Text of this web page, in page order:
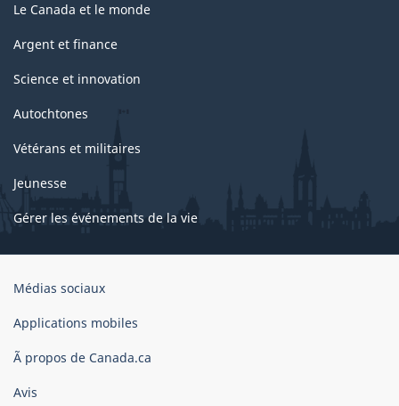
Le Canada et le monde
Argent et finance
Science et innovation
Autochtones
Vétérans et militaires
Jeunesse
Gérer les événements de la vie
Organisation
gouvernement
Canada
Médias sociaux
Applications mobiles
Ã propos de Canada.ca
Avis